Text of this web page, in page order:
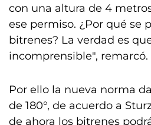
con una altura de 4
ese permiso. ¿Por qué se
bitrenes? La verdad es
incomprensible", remarcó.
Por ello la nueva norma
de 180°, de acuerdo a
de ahora los bitrenes